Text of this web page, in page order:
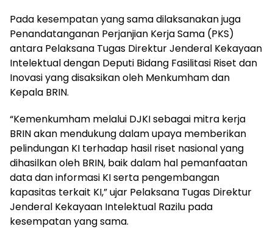
Pada kesempatan yang sama dilaksanakan juga
Penandatanganan Perjanjian Kerja Sama (PKS)
antara Pelaksana Tugas Direktur Jenderal Kekayaan
Intelektual dengan Deputi Bidang Fasilitasi Riset dan
Inovasi yang disaksikan oleh Menkumham dan
Kepala BRIN.
“Kemenkumham melalui DJKI sebagai mitra kerja
BRIN akan mendukung dalam upaya memberikan
pelindungan KI terhadap hasil riset nasional yang
dihasilkan oleh BRIN, baik dalam hal pemanfaatan
data dan informasi KI serta pengembangan
kapasitas terkait KI,” ujar Pelaksana Tugas Direktur
Jenderal Kekayaan Intelektual Razilu pada
kesempatan yang sama.